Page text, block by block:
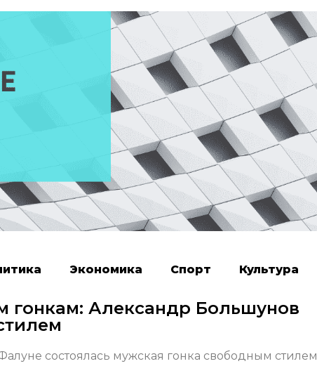
Экономика Спорт Культура
гонкам: Александр Большунов
состоялась мужская гонка свободным стилем